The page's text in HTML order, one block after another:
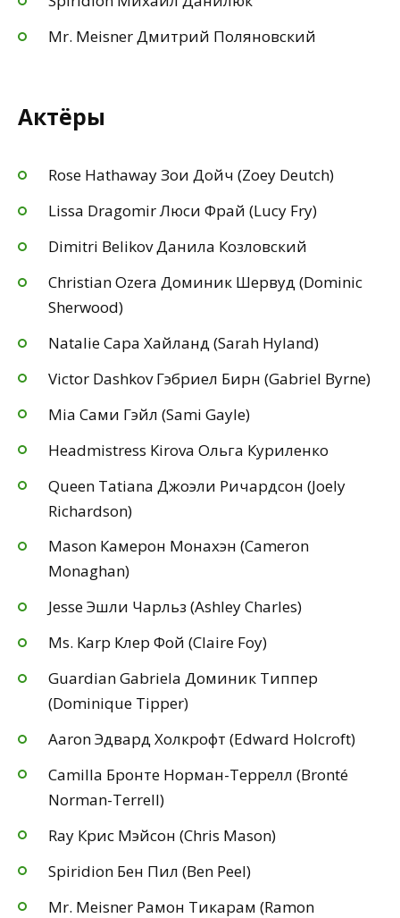
Mr. Meisner Дмитрий Поляновский
Актёры
Rose Hathaway Зои Дойч (Zoey Deutch)
Lissa Dragomir Люси Фрай (Lucy Fry)
Dimitri Belikov Данила Козловский
Christian Ozera Доминик Шервуд (Dominic
Sherwood)
Natalie Сара Хайланд (Sarah Hyland)
Victor Dashkov Гэбриел Бирн (Gabriel Byrne)
Mia Сами Гэйл (Sami Gayle)
Headmistress Kirova Ольга Куриленко
Queen Tatiana Джоэли Ричардсон (Joely
Richardson)
Mason Камерон Монахэн (Cameron
Monaghan)
Jesse Эшли Чарльз (Ashley Charles)
Ms. Karp Клер Фой (Claire Foy)
Guardian Gabriela Доминик Типпер
(Dominique Tipper)
Aaron Эдвард Холкрофт (Edward Holcroft)
Camilla Бронте Норман-Террелл (Bronté
Norman-Terrell)
Ray Крис Мэйсон (Chris Mason)
Spiridion Бен Пил (Ben Peel)
Mr. Meisner Рамон Тикарам (Ramon